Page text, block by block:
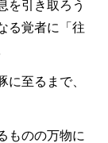
を引き取ろう
る覚者に「往
至るまで、
ものの万物に